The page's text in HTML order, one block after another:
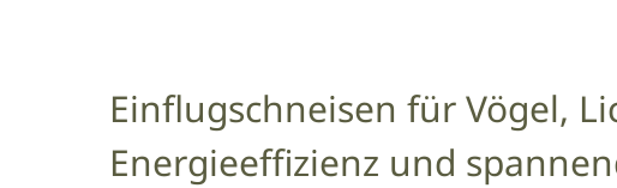
Einflugschneisen für Vögel,
Energieeffizienz und